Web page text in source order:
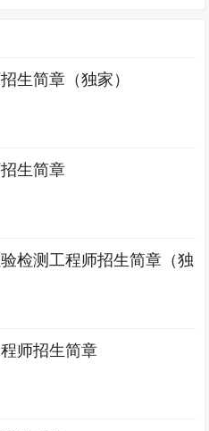
生简章（独家）
生简章
检测工程师招生简章（独
师招生简章